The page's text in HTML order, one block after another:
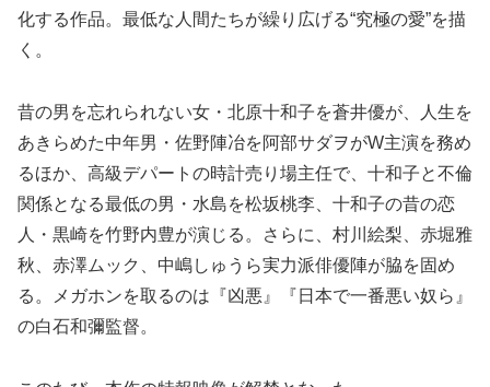
化する作品。最低な人間たちが繰り広げる“究極の愛”を描
く。
昔の男を忘れられない女・北原十和子を蒼井優が、人生を
あきらめた中年男・佐野陣冶を阿部サダヲがW主演を務め
るほか、高級デパートの時計売り場主任で、十和子と不倫
関係となる最低の男・水島を松坂桃李、十和子の昔の恋
人・黒崎を竹野内豊が演じる。さらに、村川絵梨、赤堀雅
秋、赤澤ムック、中嶋しゅうら実力派俳優陣が脇を固め
る。メガホンを取るのは『凶悪』『日本で一番悪い奴ら』
の白石和彌監督。